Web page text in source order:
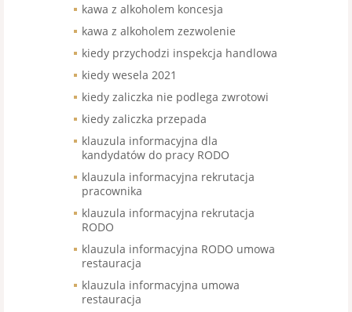
kawa z alkoholem koncesja
kawa z alkoholem zezwolenie
kiedy przychodzi inspekcja handlowa
kiedy wesela 2021
kiedy zaliczka nie podlega zwrotowi
kiedy zaliczka przepada
klauzula informacyjna dla
kandydatów do pracy RODO
klauzula informacyjna rekrutacja
pracownika
klauzula informacyjna rekrutacja
RODO
klauzula informacyjna RODO umowa
restauracja
klauzula informacyjna umowa
restauracja